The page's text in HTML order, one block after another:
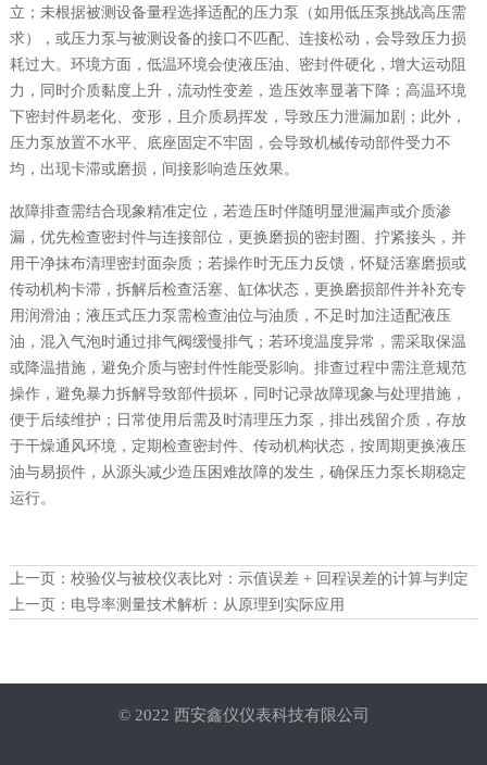
立；未根据被测设备量程选择适配的压力泵（如用低压泵挑战高压需
求），或压力泵与被测设备的接口不匹配、连接松动，会导致压力损
耗过大。环境方面，低温环境会使液压油、密封件硬化，增大运动阻
力，同时介质黏度上升，流动性变差，造压效率显著下降；高温环境
下密封件易老化、变形，且介质易挥发，导致压力泄漏加剧；此外，
压力泵放置不水平、底座固定不牢固，会导致机械传动部件受力不
均，出现卡滞或磨损，间接影响造压效果。
故障排查需结合现象精准定位，若造压时伴随明显泄漏声或介质渗
漏，优先检查密封件与连接部位，更换磨损的密封圈、拧紧接头，并
用干净抹布清理密封面杂质；若操作时无压力反馈，怀疑活塞磨损或
传动机构卡滞，拆解后检查活塞、缸体状态，更换磨损部件并补充专
用润滑油；液压式压力泵需检查油位与油质，不足时加注适配液压
油，混入气泡时通过排气阀缓慢排气；若环境温度异常，需采取保温
或降温措施，避免介质与密封件性能受影响。排查过程中需注意规范
操作，避免暴力拆解导致部件损坏，同时记录故障现象与处理措施，
便于后续维护；日常使用后需及时清理压力泵，排出残留介质，存放
于干燥通风环境，定期检查密封件、传动机构状态，按周期更换液压
油与易损件，从源头减少造压困难故障的发生，确保压力泵长期稳定
运行。
上一页： 校验仪与被校仪表比对：示值误差 + 回程误差的计算与判定
上一页： 电导率测量技术解析：从原理到实际应用
© 2022 西安鑫仪仪表科技有限公司